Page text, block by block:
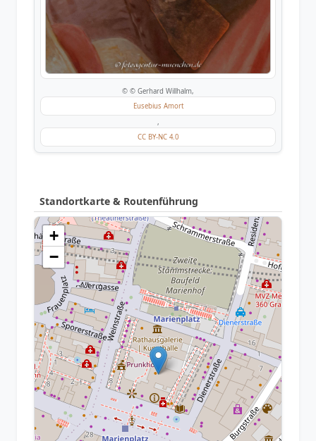
© © Gerhard Willhalm,
Eusebius Amort
,
CC BY-NC 4.0
Standortkarte & Routenführung
+
−